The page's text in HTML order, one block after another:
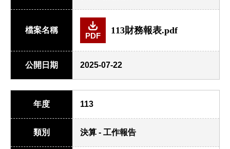
檔案名稱
PDF
113財務報表.pdf
公開日期 2025-07-22
年度 113
類別 決算 - 工作報告